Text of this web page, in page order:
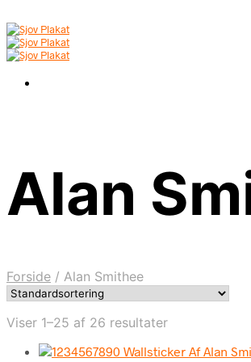
Alan
Forside / Alan Smithee
Viser 1–25 af 26 resultater